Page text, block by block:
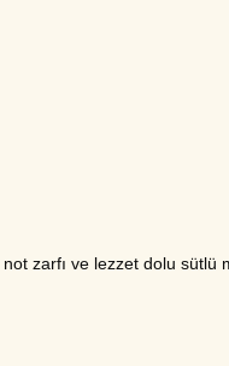
zarfı ve lezzet dolu